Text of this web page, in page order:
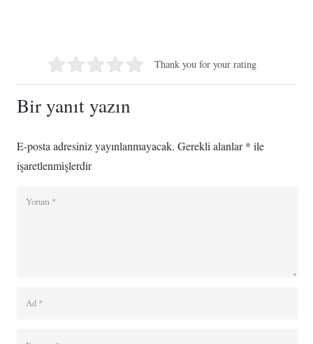
Thank you for your rating
Bir yanıt yazın
E-posta adresiniz yayınlanmayacak. Gerekli alanlar* ile
işaretlenmişlerdir